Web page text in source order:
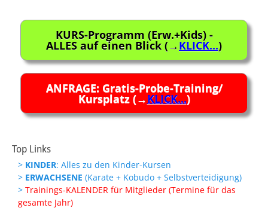
KURS-Programm (Erw.+Kids) -
ALLES auf einen Blick (→KLICK...)
ANFRAGE: Gratis-Probe-Training/
Kursplatz (→KLICK...)
Top Links
> KINDER: Alles zu den Kinder-Kursen
> ERWACHSENE (Karate + Kobudo + Selbstverteidigung)
> Trainings-KALENDER für Mitglieder (Termine für das
gesamte Jahr)